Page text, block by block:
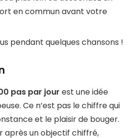
en commun avant votre
pendant quelques chansons !
pas par jour est une idée
Ce n’est pas le chiffre qui
et le plaisir de bouger.
après un objectif chiffré,